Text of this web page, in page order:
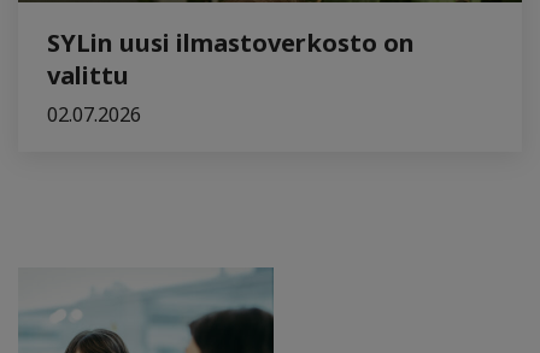
SYLin uusi ilmastoverkosto on
valittu
02.07.2026